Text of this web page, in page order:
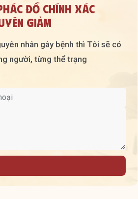
ĐỒ CHÍNH XÁC
GIẢM
nhân gây bệnh thì Tôi sẽ có
người, từng thể trạng